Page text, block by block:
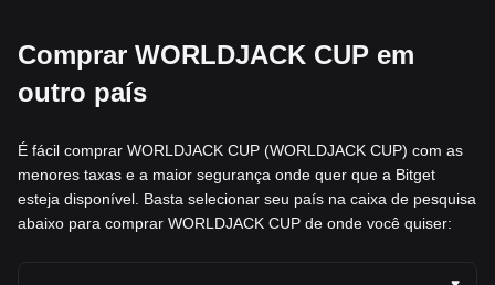
Comprar WORLDJACK CUP em
outro país
É fácil comprar WORLDJACK CUP (WORLDJACK CUP) com as
menores taxas e a maior segurança onde quer que a Bitget
esteja disponível. Basta selecionar seu país na caixa de pesquisa
abaixo para comprar WORLDJACK CUP de onde você quiser: